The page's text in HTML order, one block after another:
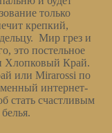
только
крепкий,
Мир грез и
это постельное
Хлопковый Край.
или Mirarossi по
интернет-
стать счастливым